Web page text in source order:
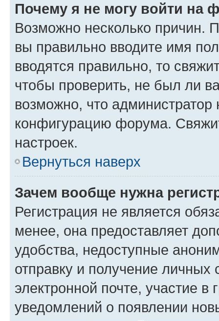
Почему я не могу войти на
Возможно несколько причин.
вы правильно вводите имя
вводятся правильно, то
чтобы проверить, не был ли
возможно, что администратор
конфигурацию форума.
настроек.
Вернуться наверх
Зачем вообще нужна
Регистрация не является
менее, она предоставляет
удобства, недоступные
отправку и получение
электронной почте, участие в
уведомлений о появлении